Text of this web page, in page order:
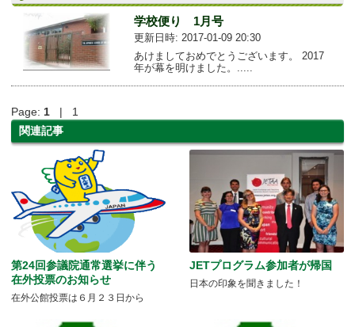
学校便り 1月号
更新日時: 2017-01-09 20:30
あけましておめでとうございます。 2017
年が幕を明けました。.....
Page: 1 | 1
関連記事
第24回参議院通常選挙に伴う
在外投票のお知らせ
在外公館投票は６月２３日から
JETプログラム参加者が帰国
日本の印象を聞きました！